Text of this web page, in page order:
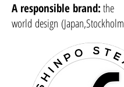
A responsible brand:the
world design (Japan,Stockholm